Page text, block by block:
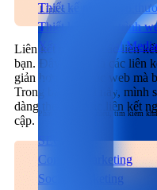
Thiết kế nhận diện
Thiết kế & Lập trình
Xây dựng Social Media
Phát triển
Phát triển thương hiệu, tìm kiếm
SEO
Content Marketing
Social Marketing
Liên kết ngoài là các liên
bạn. Đây có thể là các liên
giản hơn đó là các web mà
Trong bài viết kì này, mình
dàng theo dõi các liên kết
cập.